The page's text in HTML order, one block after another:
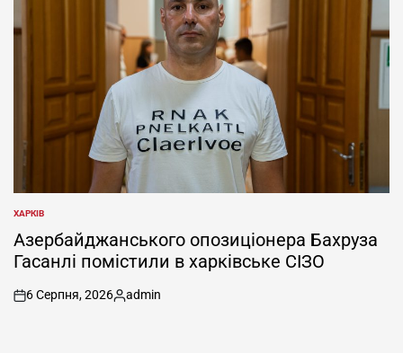
ОПУБЛІКУВАТИ
ХАРКІВ
Азербайджанського опозиціонера Бахруза
Гасанлі помістили в харківське СІЗО
on
6 Серпня, 2026
Опубліковано
admin